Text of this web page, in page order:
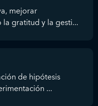
mejorar
gratitud y la gesti...
de hipótesis
...